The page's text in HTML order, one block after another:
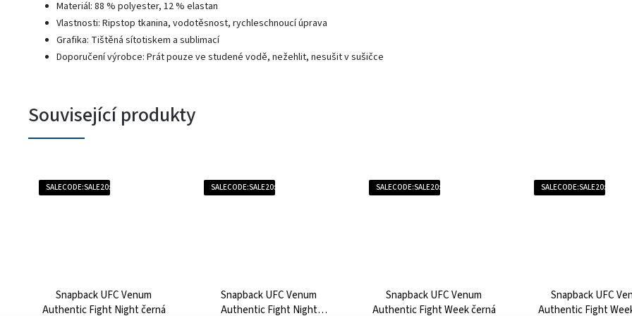
Materiál: 88 % polyester, 12 % elastan
Vlastnosti: Ripstop tkanina, vodotěsnost, rychleschnoucí úprava
Grafika: Tištěná sítotiskem a sublimací
Doporučení výrobce: Prát pouze ve studené vodě, nežehlit, nesušit v sušičce
Související produkty
SALECODE:SALE20:20:%
Snapback UFC Venum
Authentic Fight Night černá
SALECODE:SALE20:20:%
Snapback UFC Venum
Authentic Fight Night
SALECODE:SALE20:20:%
Snapback UFC Venum
Authentic Fight Week černá
SALECODE:SALE20:20:%
Snapback UFC
Authentic Fight